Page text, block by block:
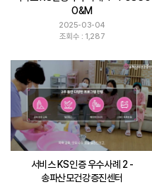
O&M
2025-03-04
조회수 : 1,287
서비스 KS인증 우수사례 2 -
송파산모건강증진센터